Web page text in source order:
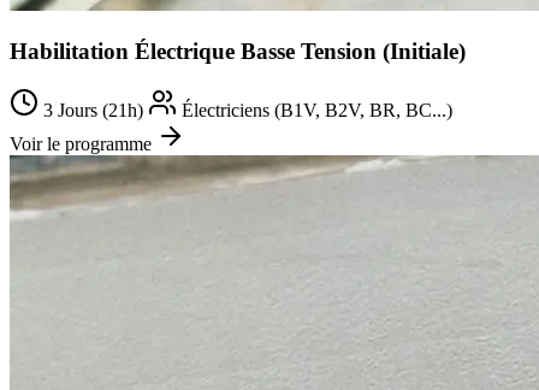
Habilitation Électrique Basse Tension (Initiale)
3 Jours (21h)
Électriciens (B1V, B2V, BR, BC...)
Voir le programme